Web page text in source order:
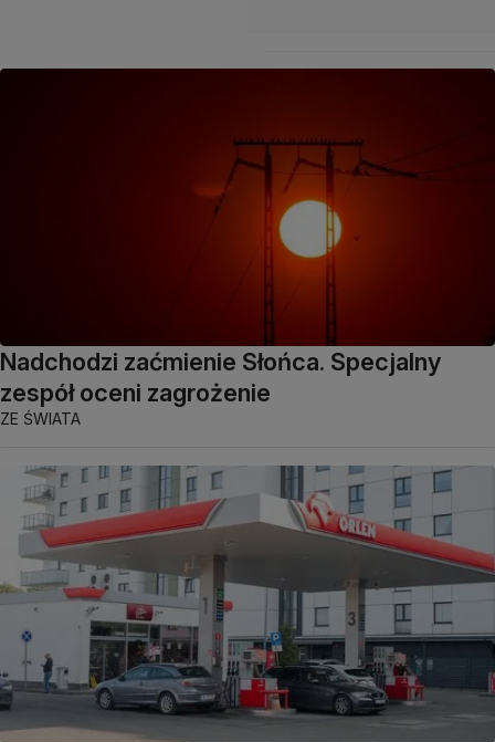
Nadchodzi zaćmienie Słońca. Specjalny
zespół oceni zagrożenie
ZE ŚWIATA